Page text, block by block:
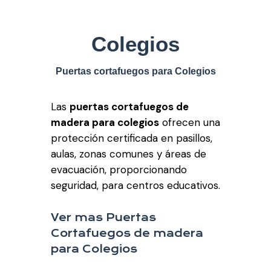
Colegios
Puertas cortafuegos para Colegios
Las puertas cortafuegos de
madera para colegios ofrecen una
protección certificada en pasillos,
aulas, zonas comunes y áreas de
evacuación, proporcionando
seguridad, para centros educativos.
Ver mas Puertas
Cortafuegos de madera
para Colegios